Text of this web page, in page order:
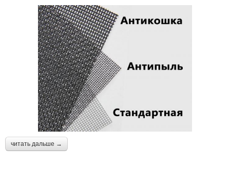
читать дальше →